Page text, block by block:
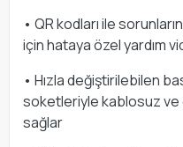
• QR kodları ile
için hataya özel yardım
• Hızla değiştirilebilen
soketleriyle kablosuz ve
sağlar